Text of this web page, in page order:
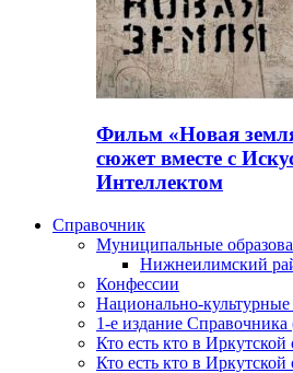
Фильм «Новая
сюжет вместе с
Интеллектом
Справочник
Муниципальные
Нижнеилимский
Конфессии
Национально-
1-е издание Справочника
Кто есть кто в
Кто есть кто в